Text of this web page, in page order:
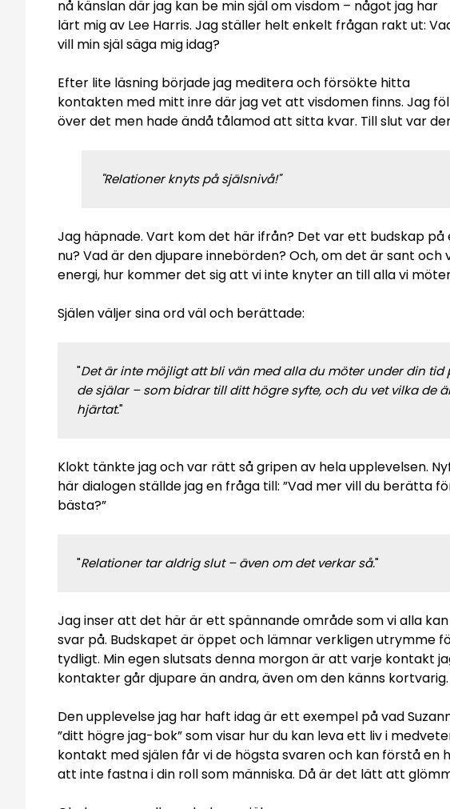
nå känslan där jag kan be min själ om visdom – något jag har
lärt mig av Lee Harris. Jag ställer helt enkelt frågan rakt ut:
vill min själ säga mig idag?
Efter lite läsning började jag meditera och försökte hitta
kontakten med mitt inre där jag vet att visdomen finns. Jag
över det men hade ändå tålamod att sitta kvar. Till slut var
"Relationer knyts på själsnivå!"
Jag häpnade. Vart kom det här ifrån? Det var ett budskap
nu? Vad är den djupare innebörden? Och, om det är sant och
energi, hur kommer det sig att vi inte knyter an till alla vi
Själen väljer sina ord väl och berättade:
"Det är inte möjligt att bli vän med alla du möter under din
de själar – som bidrar till ditt högre syfte, och du vet vilka de
hjärtat."
Klokt tänkte jag och var rätt så gripen av hela upplevelsen.
här dialogen ställde jag en fråga till: ”Vad mer vill du berätta
bästa?”
"Relationer tar aldrig slut – även om det verkar så."
Jag inser att det här är ett spännande område som vi alla
svar på. Budskapet är öppet och lämnar verkligen utrymme
tydligt. Min egen slutsats denna morgon är att varje kontakt
kontakter går djupare än andra, även om den känns
Den upplevelse jag har haft idag är ett exempel på vad
”ditt högre jag-bok” som visar hur du kan leva ett liv i
kontakt med själen får vi de högsta svaren och kan förstå en
att inte fastna i din roll som människa. Då är det lätt att